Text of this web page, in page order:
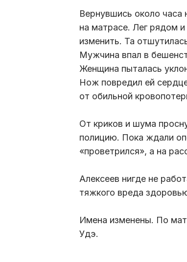
Вернувшись около
на матрасе. Лег рядом
изменить. Та
Мужчина впал в
Женщина пыталась
Нож повредил ей
от обильной
От криков и шума
полицию. Пока ждали
«проветрился», а на
Алексеев нигде не
тяжкого вреда
Имена изменены. По
Удэ.